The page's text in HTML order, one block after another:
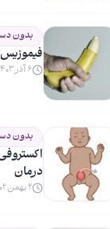
بدون
۶ آذر ۱۴۰۳
بدون
درمان
۲ بهمن ۱۴۰۲